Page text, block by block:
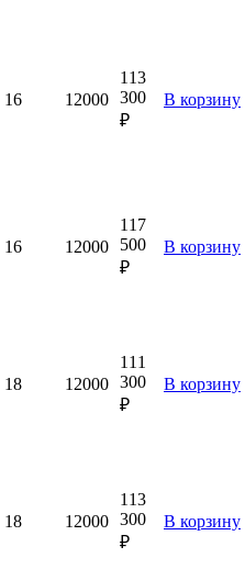
16 12000
113
300
₽
В корзину
16 12000
117
500
₽
В корзину
18 12000
111
300
₽
В корзину
18 12000
113
300
₽
В корзину